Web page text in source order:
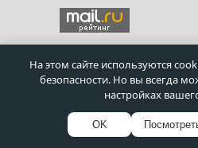
ПОЛИТИКА
Московский завод
двери1995 -
На этом сайте используются
безопасности. Но вы всегда
настройках
OK